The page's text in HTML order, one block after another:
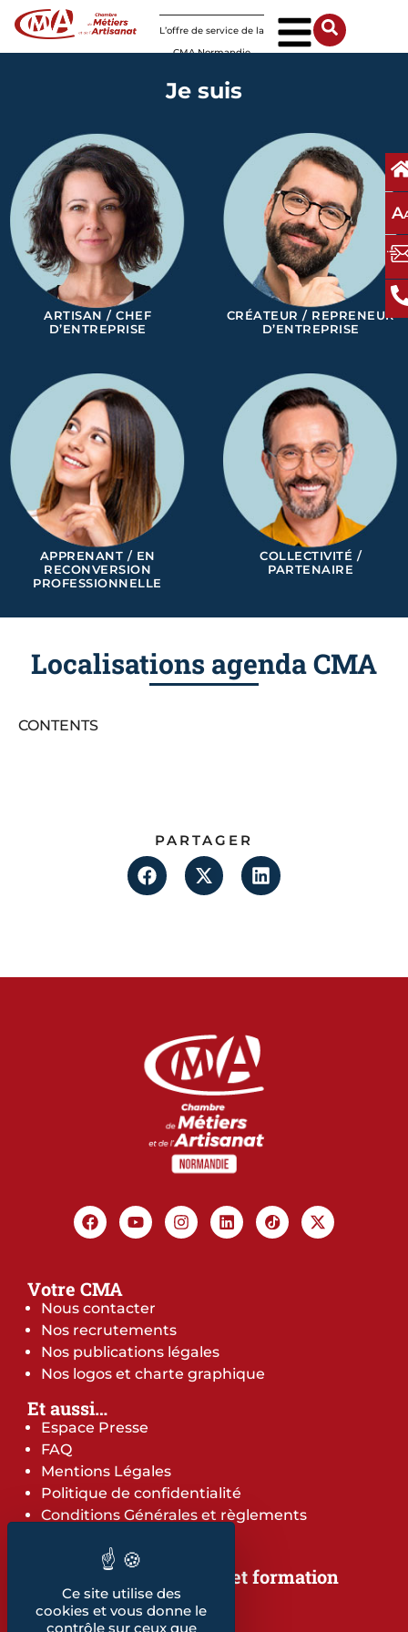
L’offre de service de la
CMA Normandie
A
Je suis
ARTISAN / CHEF
D’ENTREPRISE
CRÉATEUR / REPRENEUR
D’ENTREPRISE
APPRENANT / EN
RECONVERSION
PROFESSIONNELLE
COLLECTIVITÉ /
PARTENAIRE
Localisations agenda CMA
CONTENTS
PARTAGER
Votre CMA
Nous contacter
Nos recrutements
Nos publications légales
Nos logos et charte graphique
Et aussi…
Espace Presse
FAQ
Mentions Légales
Politique de confidentialité
Conditions Générales et règlements
Notre offre de services et formation
Notre offre de services
Notre offre de formation
Panneau de gestion des cookies
Ce site utilise des
cookies et vous donne le
contrôle sur ceux que